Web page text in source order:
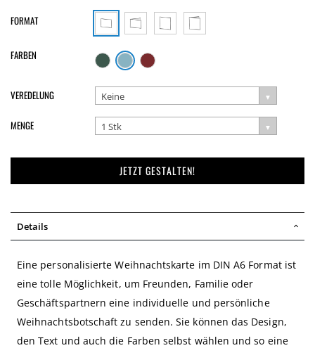
MENGE 1 Stk
FORMAT
FARBEN
VEREDELUNG Keine
JETZT GESTALTEN!
Details
Eine personalisierte Weihnachtskarte im DIN A6 Format ist
eine tolle Möglichkeit, um Freunden, Familie oder
Geschäftspartnern eine individuelle und persönliche
Weihnachtsbotschaft zu senden. Sie können das Design,
den Text und auch die Farben selbst wählen und so eine